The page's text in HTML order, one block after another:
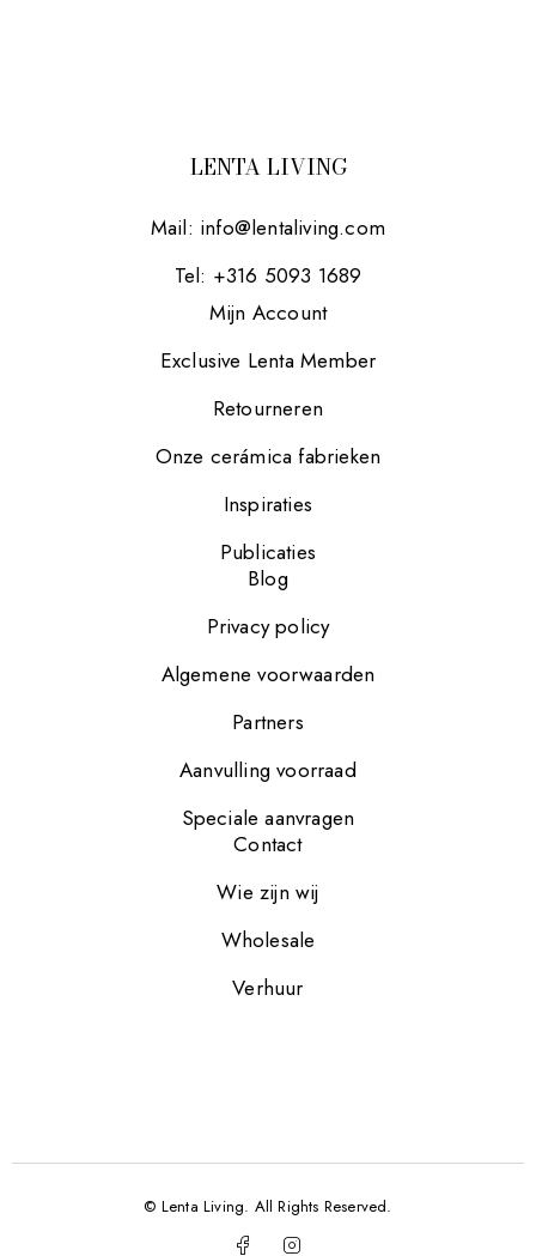
LENTA LIVING
Mail: info@lentaliving.com
Tel: +316 5093 1689
Mijn Account
Exclusive Lenta Member
Retourneren
Onze cerámica fabrieken
Inspiraties
Publicaties
Blog
Privacy policy
Algemene voorwaarden
Partners
Aanvulling voorraad
Speciale aanvragen
Contact
Wie zijn wij
Wholesale
Verhuur
© Lenta Living. All Rights Reserved.